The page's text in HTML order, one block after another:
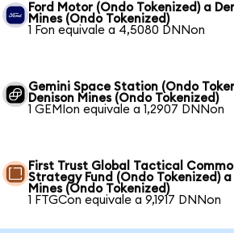
Ford Motor (Ondo Tokenized) a
Mines (Ondo Tokenized)
1 Fon equivale a 4,5080 DNNon
Gemini Space Station (Ondo
Denison Mines (Ondo Tokenized)
1 GEMIon equivale a 1,2907 DNNon
First Trust Global Tactical
Strategy Fund (Ondo Tokenized) a
Mines (Ondo Tokenized)
1 FTGCon equivale a 9,1917 DNNon